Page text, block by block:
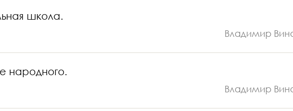
школа.
Владимир
народного.
Владимир